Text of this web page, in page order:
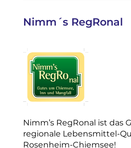
Nimm´s RegRonal
Nimm’s RegRonal ist das
regionale Lebensmittel-
Rosenheim-Chiemsee!